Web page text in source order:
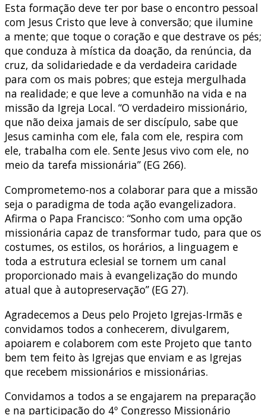
Esta formação deve ter por base o encontro pessoal
com Jesus Cristo que leve à conversão; que ilumine
a mente; que toque o coração e que destrave os pés;
que conduza à mística da doação, da renúncia, da
cruz, da solidariedade e da verdadeira caridade
para com os mais pobres; que esteja mergulhada
na realidade; e que leve a comunhão na vida e na
missão da Igreja Local. “O verdadeiro missionário,
que não deixa jamais de ser discípulo, sabe que
Jesus caminha com ele, fala com ele, respira com
ele, trabalha com ele. Sente Jesus vivo com ele, no
meio da tarefa missionária” (EG 266).
Comprometemo-nos a colaborar para que a missão
seja o paradigma de toda ação evangelizadora.
Afirma o Papa Francisco: “Sonho com uma opção
missionária capaz de transformar tudo, para que os
costumes, os estilos, os horários, a linguagem e
toda a estrutura eclesial se tornem um canal
proporcionado mais à evangelização do mundo
atual que à autopreservação” (EG 27).
Agradecemos a Deus pelo Projeto Igrejas-Irmãs e
convidamos todos a conhecerem, divulgarem,
apoiarem e colaborem com este Projeto que tanto
bem tem feito às Igrejas que enviam e as Igrejas
que recebem missionários e missionárias.
Convidamos a todos a se engajarem na preparação
e na participação do 4º Congresso Missionário